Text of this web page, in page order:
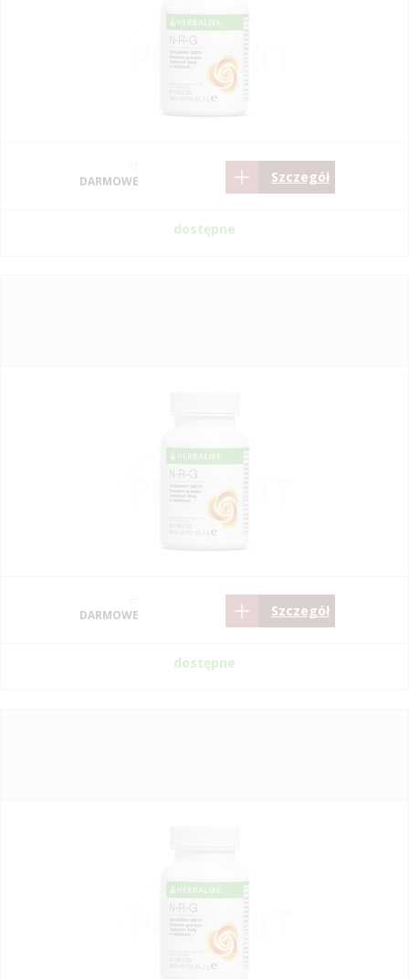
DARMOWE Szczegół
dostępne
DARMOWE Szczegół
dostępne